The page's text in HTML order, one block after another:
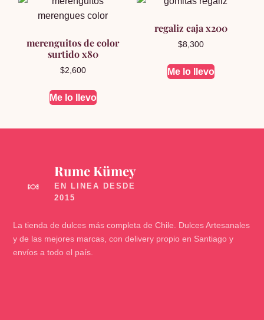
merenguitos de color
surtido x80
$2,600
Me lo llevo
regaliz caja x200
$8,300
Me lo llevo
🍬
Rume Kümey
La tienda de dulces más completa de Chile. Dulces Artesanales
y de las mejores marcas, con delivery propio en Santiago y
envíos a todo el país.